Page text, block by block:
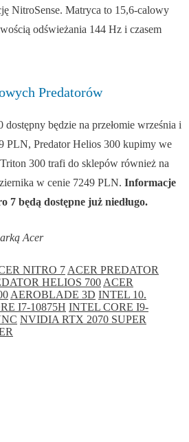
NitroSense. Matryca to 15,6-calowy
odświeżania 144 Hz i czasem
Predatorów
będzie na przełomie września i
PLN, Predator Helios 300 kupimy we
300 trafi do sklepów również na
w cenie 7249 PLN. Informacje
7 będą dostępne już niedługo.
Acer
NITRO 7 ACER PREDATOR
HELIOS 700 ACER
AEROBLADE 3D INTEL 10.
I7-10875H INTEL CORE I9-
NVIDIA RTX 2070 SUPER